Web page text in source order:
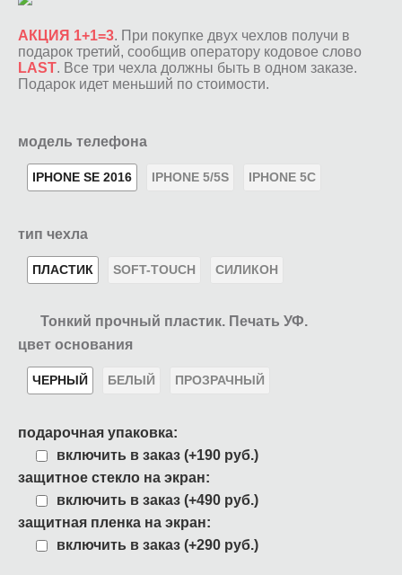
АКЦИЯ 1+1=3. При покупке двух чехлов получи в
подарок третий, сообщив оператору кодовое слово
LAST. Все три чехла должны быть в одном заказе.
Подарок идет меньший по стоимости.
модель телефона
IPHONE SE 2016 IPHONE 5/5S IPHONE 5C
тип чехла
ПЛАСТИК SOFT-TOUCH СИЛИКОН
Тонкий прочный пластик. Печать УФ.
цвет основания
ЧЕРНЫЙ БЕЛЫЙ ПРОЗРАЧНЫЙ
подарочная упаковка:
включить в заказ (+190 руб.)
защитное стекло на экран:
включить в заказ (+490 руб.)
защитная пленка на экран:
включить в заказ (+290 руб.)